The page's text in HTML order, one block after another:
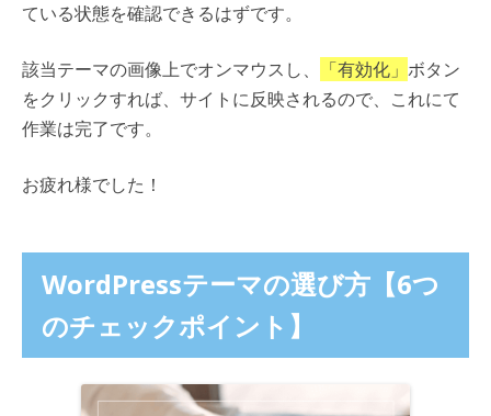
ている状態を確認できるはずです。
該当テーマの画像上でオンマウスし、 「有効化」 ボタン
をクリックすれば、サイトに反映されるので、これにて
作業は完了です。
お疲れ様でした！
WordPressテーマの選び方【6つ
のチェックポイント】